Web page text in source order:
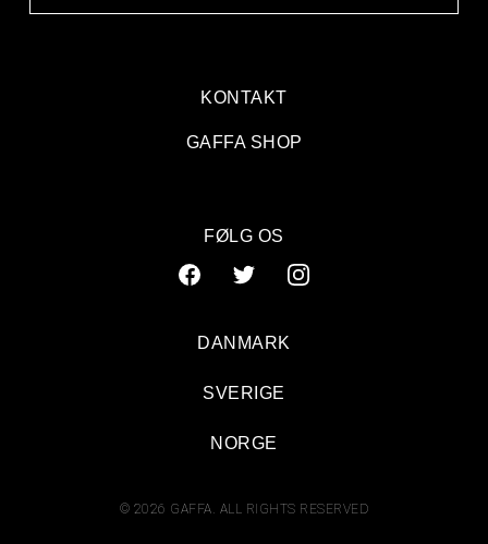
KONTAKT
GAFFA SHOP
FØLG OS
© 2026 GAFFA. ALL RIGHTS RESERVED
DANMARK
SVERIGE
NORGE